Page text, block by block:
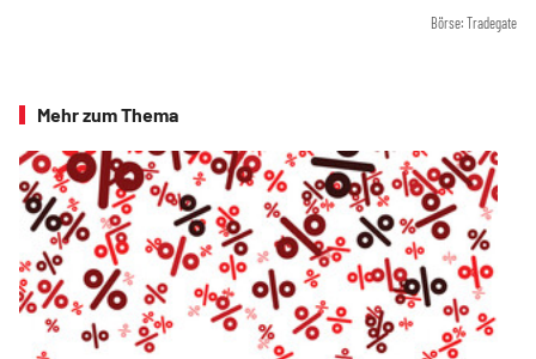
Börse: Tradegate
Mehr zum Thema